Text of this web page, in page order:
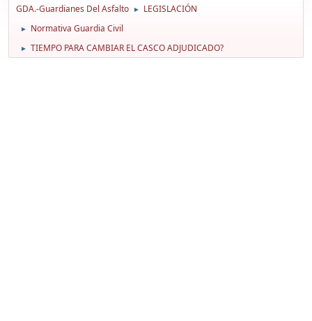
GDA.-Guardianes Del Asfalto ► LEGISLACIÓN
► Normativa Guardia Civil
► TIEMPO PARA CAMBIAR EL CASCO ADJUDICADO?